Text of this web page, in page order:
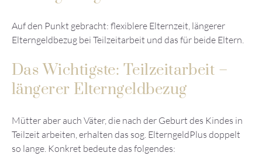
Auf den Punkt gebracht: flexiblere Elternzeit, längerer
Elterngeldbezug bei Teilzeitarbeit und das für beide Eltern.
Das Wichtigste: Teilzeitarbeit –
längerer Elterngeldbezug
Mütter aber auch Väter, die nach der Geburt des Kindes in
Teilzeit arbeiten, erhalten das sog. ElterngeldPlus doppelt
so lange. Konkret bedeute das folgendes: